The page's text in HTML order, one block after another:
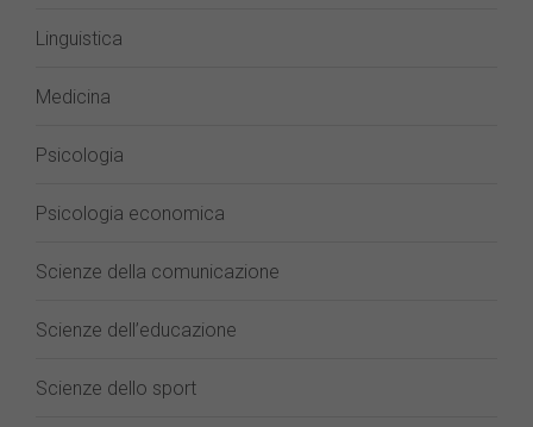
Linguistica
Medicina
Psicologia
Psicologia economica
Scienze della comunicazione
Scienze dell’educazione
Scienze dello sport